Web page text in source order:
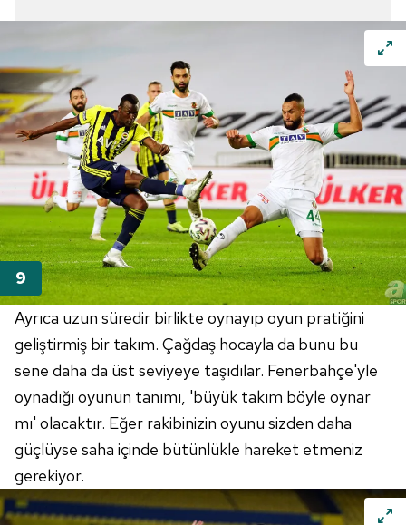
Ayrıca uzun süredir birlikte oynayıp oyun pratiğini
geliştirmiş bir takım. Çağdaş hocayla da bunu bu
sene daha da üst seviyeye taşıdılar. Fenerbahçe'yle
oynadığı oyunun tanımı, 'büyük takım böyle oynar
mı' olacaktır. Eğer rakibinizin oyunu sizden daha
güçlüyse saha içinde bütünlükle hareket etmeniz
gerekiyor.